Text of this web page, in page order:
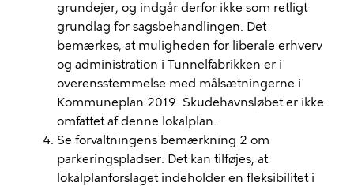
grundejer, og indgår derfor ikke som retligt
grundlag for sagsbehandlingen. Det
bemærkes, at muligheden for liberale erhverv
og administration i Tunnelfabrikken er i
overensstemmelse med målsætningerne i
Kommuneplan 2019. Skudehavnsløbet er ikke
omfattet af denne lokalplan.
Se forvaltningens bemærkning 2 om
parkeringspladser. Det kan tilføjes, at
lokalplanforslaget indeholder en fleksibilitet i